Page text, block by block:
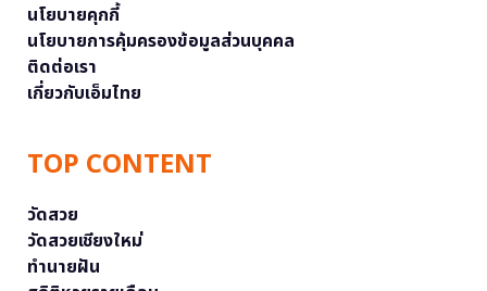
นโยบายคุกกี้
นโยบายการคุ้มครองข้อมูลส่วนบุคคล
ติดต่อเรา
เกี่ยวกับเอ็มไทย
TOP CONTENT
วัดสวย
วัดสวยเชียงใหม่
ทำนายฝัน